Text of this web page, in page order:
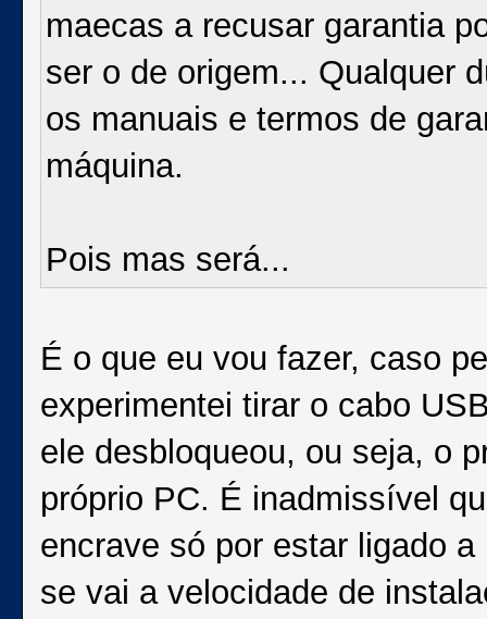
maecas a recusar garantia
ser o de origem... Qualquer
os manuais e termos de
máquina.
Pois mas será...
É o que eu vou fazer, caso
experimentei tirar o cabo
ele desbloqueou, ou seja, o
próprio PC. É inadmissível
encrave só por estar ligado
se vai a velocidade de